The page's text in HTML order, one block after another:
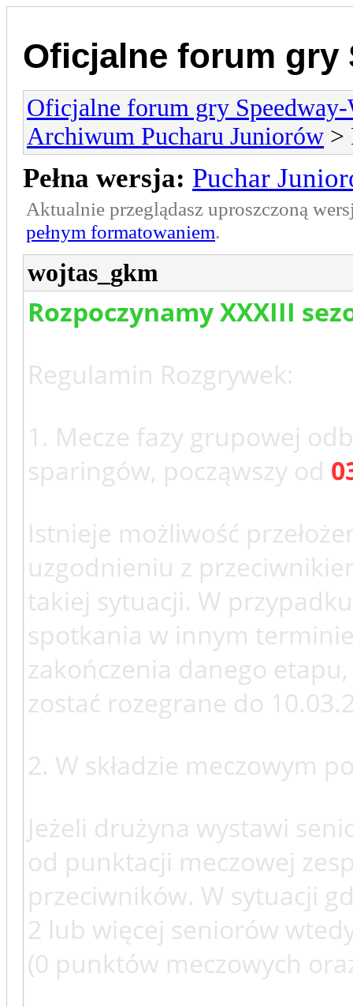
Oficjalne forum gry
Oficjalne forum gry
Archiwum Pucharu Juniorów >
Pełna wersja: Puchar
Aktualnie przeglądasz uproszczoną
pełnym formatowaniem.
wojtas_gkm
Rozpoczynamy XXXIII
Regulamin Rozgrywek:
1. Mecze fazy grupowej
sparingów, począwszy od
Istnieje możliwość
uzgodnieniu z
takiej sytuacji. W
spotkania w innym
zakończenia danego
zostać rozegrane do
2. W składzie meczowym
Jeżeli drużyna wystawi
od punktacji meczowej
przeciwników. W sytuacji
2 lub więcej seniorów
(0 punktów meczowych